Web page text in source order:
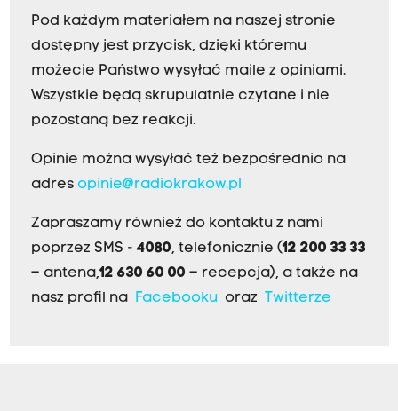
Pod każdym materiałem na naszej stronie
dostępny jest przycisk, dzięki któremu
możecie Państwo wysyłać maile z opiniami.
Wszystkie będą skrupulatnie czytane i nie
pozostaną bez reakcji.
Opinie można wysyłać też bezpośrednio na
adres opinie@radiokrakow.pl
Zapraszamy również do kontaktu z nami
poprzez SMS - 4080, telefonicznie (12 200 33 33
– antena,12 630 60 00 – recepcja), a także na
nasz profil na
Facebookuoraz Twitterze